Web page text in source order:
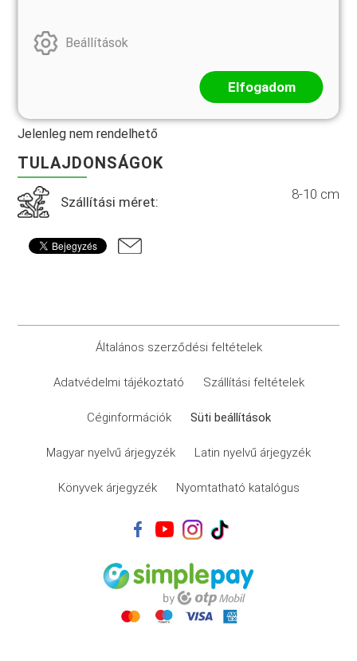
rendeléseket tudjuk teljesíteni!
Az alábbi áron 10 db hagymát küldünk!
Jelenleg nem rendelhető
TULAJDONSÁGOK
Szállítási méret: 8-10 cm
Általános szerződési feltételek
Adatvédelmi tájékoztató Szállítási feltételek
Céginformációk Süti beállítások
Magyar nyelvű árjegyzék Latin nyelvű árjegyzék
Könyvek árjegyzék Nyomtatható katalógus
Beállítások
Elfogadom